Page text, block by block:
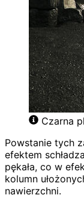
Czarna
Powstanie tych
efektem
pękała, co w
kolumn
nawierzchni.